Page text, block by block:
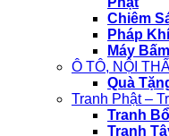
Chiêm
Pháp
Máy
Ô TÔ, NỘI
Quà
Tranh Phật –
Tranh
Tranh